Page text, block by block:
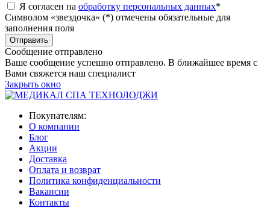
Я согласен на обработку персональных данных*
Символом «звездочка» (*) отмечены обязательные для
заполнения поля
Сообщение отправлено
Ваше сообщение успешно отправлено. В ближайшее время с
Вами свяжется наш специалист
Закрыть окно
Покупателям:
О компании
Блог
Акции
Доставка
Оплата и возврат
Политика конфиденциальности
Вакансии
Контакты